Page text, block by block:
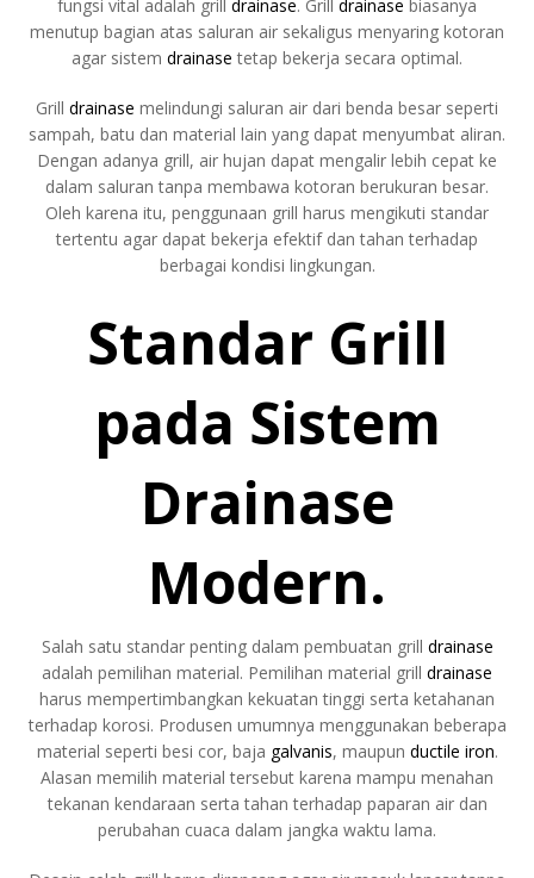
fungsi vital adalah grill drainase. Grill drainase biasanya
menutup bagian atas saluran air sekaligus menyaring kotoran
agar sistem drainase tetap bekerja secara optimal.
Grill drainase melindungi saluran air dari benda besar seperti
sampah, batu dan material lain yang dapat menyumbat aliran.
Dengan adanya grill, air hujan dapat mengalir lebih cepat ke
dalam saluran tanpa membawa kotoran berukuran besar.
Oleh karena itu, penggunaan grill harus mengikuti standar
tertentu agar dapat bekerja efektif dan tahan terhadap
berbagai kondisi lingkungan.
Standar Grill
pada Sistem
Drainase
Modern.
Salah satu standar penting dalam pembuatan grill drainase
adalah pemilihan material. Pemilihan material grill drainase
harus mempertimbangkan kekuatan tinggi serta ketahanan
terhadap korosi. Produsen umumnya menggunakan beberapa
material seperti besi cor, baja galvanis, maupun ductile iron.
Alasan memilih material tersebut karena mampu menahan
tekanan kendaraan serta tahan terhadap paparan air dan
perubahan cuaca dalam jangka waktu lama.